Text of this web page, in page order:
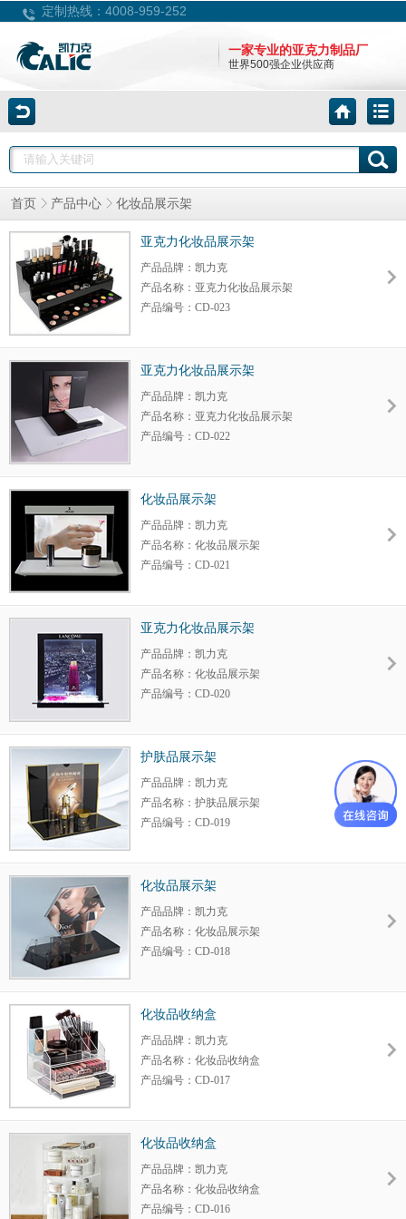
定制热线：4008-959-252
一家专业的亚克力制品厂
世界500强企业供应商
首页 产品中心 化妆品展示架
亚克力化妆品展示架
产品品牌：凯力克
产品名称：亚克力化妆品展示架
产品编号：CD-023
产品颜色：定制
包装规格：定制
亚克力化妆品展示架
产品品牌：凯力克
产品名称：亚克力化妆品展示架
产品编号：CD-022
产品颜色：定制
包装规格：定制
化妆品展示架
产品品牌：凯力克
产品名称：化妆品展示架
产品编号：CD-021
产品颜色：定制
包装规格：定制
亚克力化妆品展示架
产品品牌：凯力克
产品名称：化妆品展示架
产品编号：CD-020
产品颜色：定制
包装规格：定制
护肤品展示架
产品品牌：凯力克
产品名称：护肤品展示架
产品编号：CD-019
产品颜色：定制
包装规格：定制
化妆品展示架
产品品牌：凯力克
产品名称：化妆品展示架
产品编号：CD-018
产品颜色：定制
包装规格：定制
化妆品收纳盒
产品品牌：凯力克
产品名称：化妆品收纳盒
产品编号：CD-017
产品颜色：定制
包装规格：定制
化妆品收纳盒
产品品牌：凯力克
产品名称：化妆品收纳盒
产品编号：CD-016